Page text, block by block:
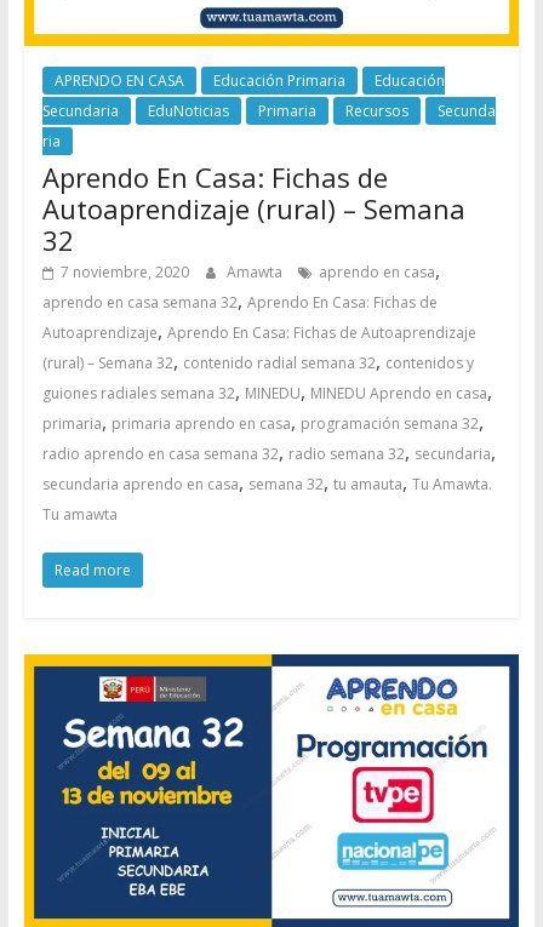
APRENDO EN CASA Educación Primaria
Educación
Secundaria
EduNoticias Primaria Recursos
Secunda
ria
Aprendo En Casa: Fichas de
Autoaprendizaje (rural) – Semana
32
7 noviembre, 2020 Amawta aprendo en casa,
aprendo en casa semana 32, Aprendo En Casa: Fichas de
Autoaprendizaje, Aprendo En Casa: Fichas de Autoaprendizaje
(rural) – Semana 32, contenido radial semana 32, contenidos y
guiones radiales semana 32, MINEDU, MINEDU Aprendo en casa,
primaria, primaria aprendo en casa, programación semana 32,
radio aprendo en casa semana 32, radio semana 32, secundaria,
secundaria aprendo en casa, semana 32, tu amauta, Tu Amawta.
Tu amawta
Read more